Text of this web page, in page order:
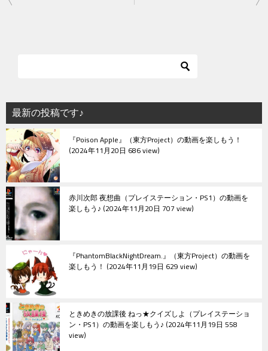
シ
ョ
ン
最新の投稿です♪
『Poison Apple』（東方Project）の動画を楽しもう！
2024年11月20日 686 view
赤川次郎 夜想曲（プレイステーション・PS1）の動画を
楽しもう♪ 2024年11月20日 707 view
『PhantomBlackNightDream.』（東方Project）の動画を
楽しもう！ 2024年11月19日 629 view
ときめきの放課後 ねっ★クイズしよ（プレイステーショ
ン・PS1）の動画を楽しもう♪ 2024年11月19日 558
view